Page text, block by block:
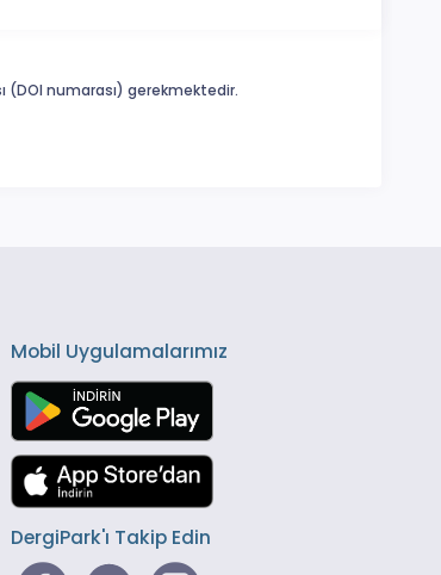
(DOI numarası) gerekmektedir.
Mobil Uygulamalarımız
DergiPark'ı Takip Edin